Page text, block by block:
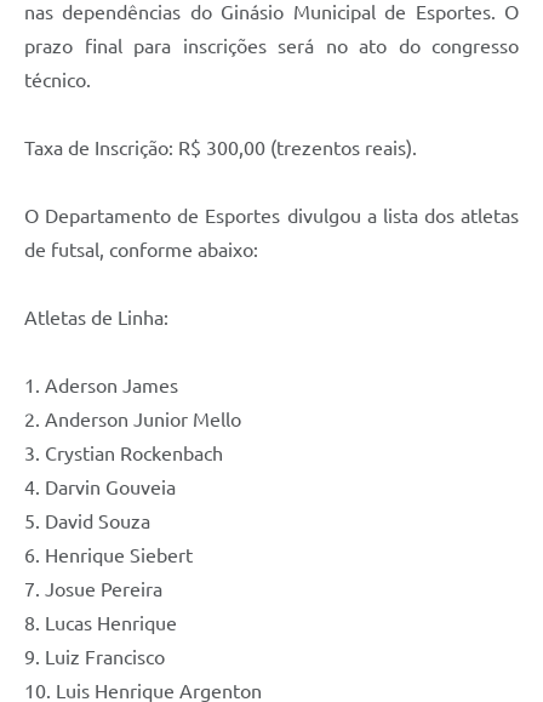
Diário Oficial
nas dependências do Ginásio Municipal de Esportes. O
prazo final para inscrições será no ato do congresso
técnico.
Taxa de Inscrição: R$ 300,00 (trezentos reais).
O Departamento de Esportes divulgou a lista dos atletas
de futsal, conforme abaixo:
Atletas de Linha:
1. Aderson James
2. Anderson Junior Mello
3. Crystian Rockenbach
4. Darvin Gouveia
5. David Souza
6. Henrique Siebert
7. Josue Pereira
8. Lucas Henrique
9. Luiz Francisco
10. Luis Henrique Argenton